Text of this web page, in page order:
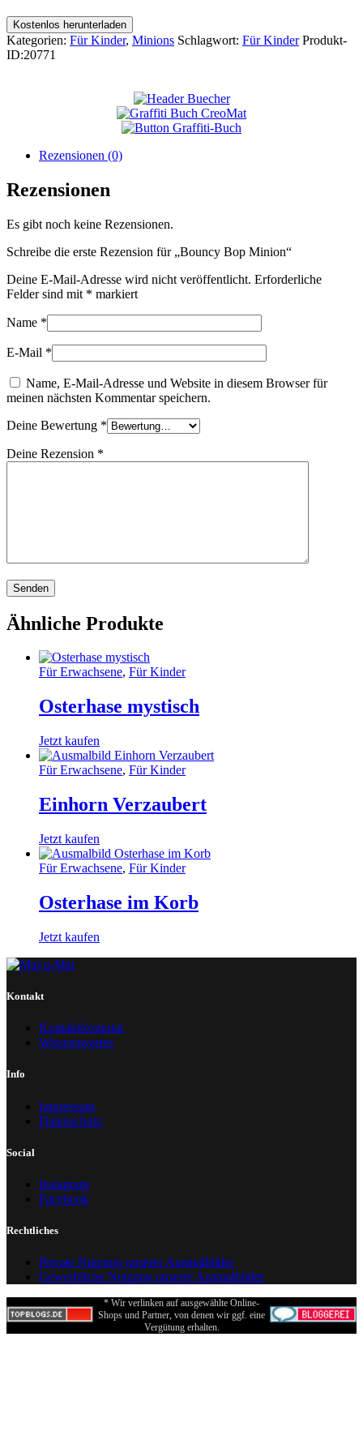
Kostenlos herunterladen
Kategorien: Für Kinder, Minions Schlagwort: Für Kinder Produkt-
ID:20771
Rezensionen (0)
Rezensionen
Es gibt noch keine Rezensionen.
Schreibe die erste Rezension für „Bouncy Bop Minion“
Deine E-Mail-Adresse wird nicht veröffentlicht. Erforderliche
Felder sind mit * markiert
Name *
E-Mail *
Name, E-Mail-Adresse und Website in diesem Browser für
meinen nächsten Kommentar speichern.
Deine Bewertung *
Deine Rezension *
Ähnliche Produkte
Für Erwachsene, Für Kinder
Osterhase mystisch
Jetzt kaufen
Für Erwachsene, Für Kinder
Einhorn Verzaubert
Jetzt kaufen
Für Erwachsene, Für Kinder
Osterhase im Korb
Jetzt kaufen
Kontakt
Kontaktformular
Wissenswertes
Info
Impressum
Datenschutz
Social
Instagram
Facebook
Rechtliches
Private Nutzung unserer Ausmalbilder
Gewerbliche Nutzung unserer Ausmalbilder
* Wir verlinken auf ausgewählte Online-
Shops und Partner, von denen wir ggf. eine
Vergütung erhalten.